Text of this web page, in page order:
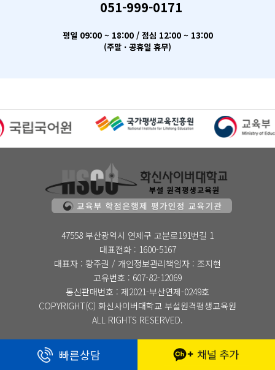
빠른상담
051-999-0171
평일 09:00 ~ 18:00 / 점심 12:00 ~ 13:00
(주말 · 공휴일 휴무)
47558 부산광역시 연제구 고분로191번길 1
대표전화 : 1600-5167
대표자 : 황주권 / 개인정보관리책임자 : 조지현
고유번호 : 607-82-12069
통신판매번호 : 제2021-부산연제-0249호
COPYRIGHT(C) 화신사이버대학교 부설원격평생교육원
ALL RIGHTS RESERVED.